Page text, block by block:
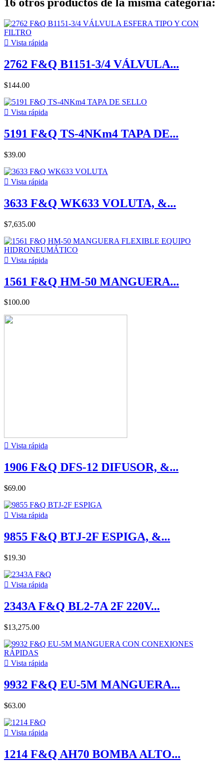
16 otros productos de la misma categoría:
 Vista rápida
2762 F&Q B1151-3/4 VÁLVULA...
$144.00
 Vista rápida
5191 F&Q TS-4NKm4 TAPA DE...
$39.00
 Vista rápida
3633 F&Q WK633 VOLUTA, &...
$7,635.00
 Vista rápida
1561 F&Q HM-50 MANGUERA...
$100.00
 Vista rápida
1906 F&Q DFS-12 DIFUSOR, &...
$69.00
 Vista rápida
9855 F&Q BTJ-2F ESPIGA, &...
$19.30
 Vista rápida
2343A F&Q BL2-7A 2F 220V...
$13,275.00
 Vista rápida
9932 F&Q EU-5M MANGUERA...
$63.00
 Vista rápida
1214 F&Q AH70 BOMBA ALTO...